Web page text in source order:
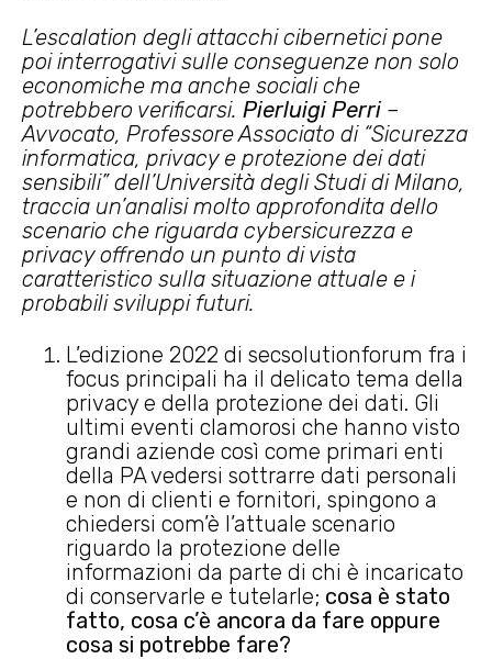
L’escalation degli attacchi cibernetici pone
poi interrogativi sulle conseguenze non solo
economiche ma anche sociali che
potrebbero verificarsi. Pierluigi Perri–
Avvocato, Professore Associato di “Sicurezza
informatica, privacy e protezione dei dati
sensibili” dell’Università degli Studi di Milano,
traccia un’analisi molto approfondita dello
scenario che riguarda cybersicurezza e
privacy offrendo un punto di vista
caratteristico sulla situazione attuale e i
probabili sviluppi futuri.
L’edizione 2022 di secsolutionforum fra i
focus principali ha il delicato tema della
privacy e della protezione dei dati. Gli
ultimi eventi clamorosi che hanno visto
grandi aziende così come primari enti
della PA vedersi sottrarre dati personali
e non di clienti e fornitori, spingono a
chiedersi com’è l’attuale scenario
riguardo la protezione delle
informazioni da parte di chi è incaricato
di conservarle e tutelarle; cosa è stato
fatto, cosa c’è ancora da fare oppure
cosa si potrebbe fare?